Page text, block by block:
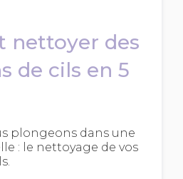
nettoyer des
de cils en 5
plongeons dans une
: le nettoyage de vos